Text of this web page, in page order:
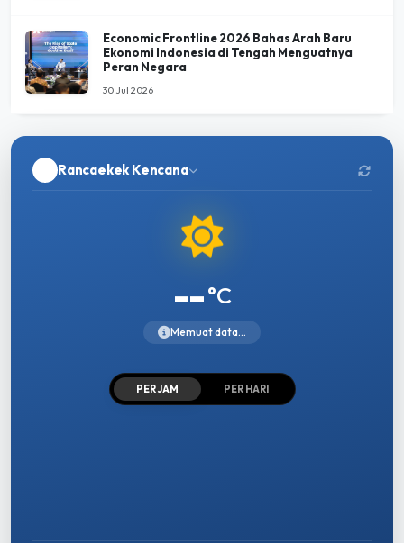
Economic Frontline 2026 Bahas Arah Baru
Ekonomi Indonesia di Tengah Menguatnya
Peran Negara
30 Jul 2026
Rancaekek Kencana
--°C
Memuat data...
PER JAM PER HARI